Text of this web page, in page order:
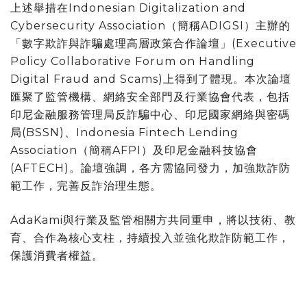
上述舉措在Indonesian Digitalization and
Cybersecurity Association（簡稱ADIGSI）主辦的
「數字欺詐與詐騙處理高層政策合作論壇」(Executive
Policy Collaborative Forum on Handling
Digital Fraud and Scams)上得到了體現。本次論壇
匯聚了監管機構、網絡安全部門及行業協會代表，包括
印尼金融服務管理局反詐騙中心、印尼國家網絡與密碼
局(BSSN)、Indonesia Fintech Lending
Association（簡稱AFPI）及印尼金融科技協會
(AFTECH)。論壇強調，各方需協同發力，加強欺詐防
範工作，完善反詐治理生態。
AdaKami與行業及監管相關方共同重申，將以技術、教
育、合作為核心支柱，持續投入並強化欺詐防範工作，
保護消費者權益。